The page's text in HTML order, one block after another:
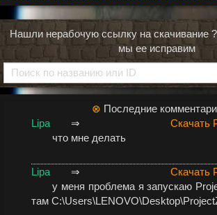
Нашли нерабочую ссылку на скачивание
мы ее исправим
⊗ Последние
Lipa
⇒
Скачать
что мне делать
Lipa ⇒
Скачать
у меня проблема я запускаю
там